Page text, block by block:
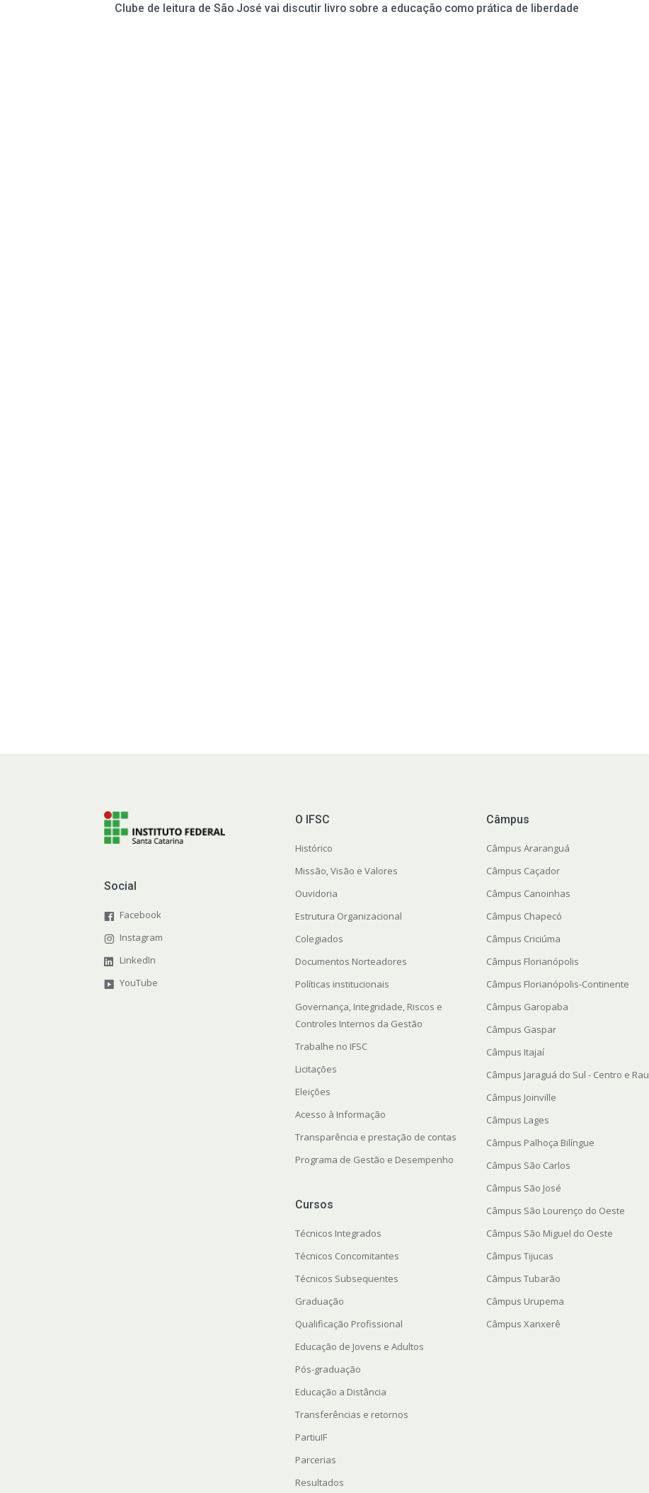
Clube de leitura de São José vai discutir livro sobre a educação como prática de liberdade
Social
Facebook
Instagram
LinkedIn
YouTube
O IFSC
Histórico
Missão, Visão e Valores
Ouvidoria
Estrutura Organizacional
Colegiados
Documentos Norteadores
Políticas institucionais
Governança, Integridade, Riscos e
Controles Internos da Gestão
Trabalhe no IFSC
Licitações
Eleições
Acesso à Informação
Transparência e prestação de contas
Programa de Gestão e Desempenho
Cursos
Técnicos Integrados
Técnicos Concomitantes
Técnicos Subsequentes
Graduação
Qualificação Profissional
Educação de Jovens e Adultos
Pós-graduação
Educação a Distância
Transferências e retornos
PartiuIF
Parcerias
Resultados
Câmpus
Câmpus Araranguá
Câmpus Caçador
Câmpus Canoinhas
Câmpus Chapecó
Câmpus Criciúma
Câmpus Florianópolis
Câmpus Florianópolis-Continente
Câmpus Garopaba
Câmpus Gaspar
Câmpus Itajaí
Câmpus Jaraguá do Sul - Centro e Rau
Câmpus Joinville
Câmpus Lages
Câmpus Palhoça Bilíngue
Câmpus São Carlos
Câmpus São José
Câmpus São Lourenço do Oeste
Câmpus São Miguel do Oeste
Câmpus Tijucas
Câmpus Tubarão
Câmpus Urupema
Câmpus Xanxerê